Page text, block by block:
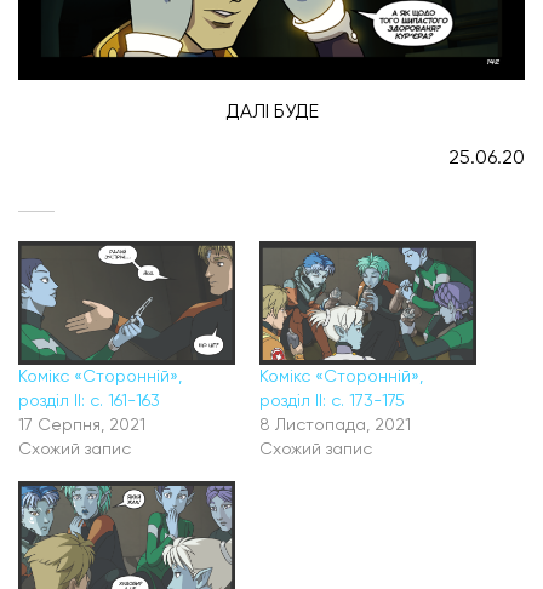
ДАЛІ БУДЕ
25.06.20
Комікс «Сторонній»,
розділ II: с. 161-163
17 Серпня, 2021
Схожий запис
Комікс «Сторонній»,
розділ II: с. 173-175
8 Листопада, 2021
Схожий запис